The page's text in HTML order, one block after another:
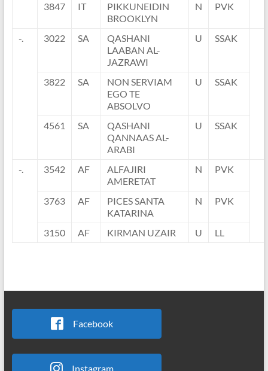
3847 IT
PIKKUNEIDIN
BROOKLYN
N PVK
-. 3022 SA
QASHANI
LAABAN AL-
JAZRAWI
U SSAK
3822 SA
NON SERVIAM
EGO TE
ABSOLVO
U SSAK
4561 SA
QASHANI
QANNAAS AL-
ARABI
U SSAK
-. 3542 AF
ALFAJIRI
AMERETAT
N PVK
3763 AF
PICES SANTA
KATARINA
N PVK
3150 AF KIRMAN UZAIR U LL
Facebook
Instagram